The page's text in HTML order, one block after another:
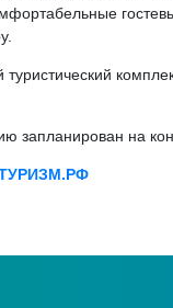
запланирован на